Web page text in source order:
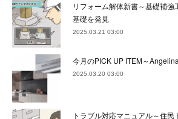
22)
(22)
(22)
(25
(24
(21
(24)
(21
( 23)
(23
(23
(22)
(24
(23)
(23
(22)
(23
(22)
(24
(24)
(23
(22)
(21)
(27)
(22
(17)
(32)
(36)
(30
リフォーム解体新書～基礎補強
基礎を発見
2025.03.21 03:00
今月のPICK UP ITEM～
2025.03.20 03:00
トラブル対応マニュアル～住